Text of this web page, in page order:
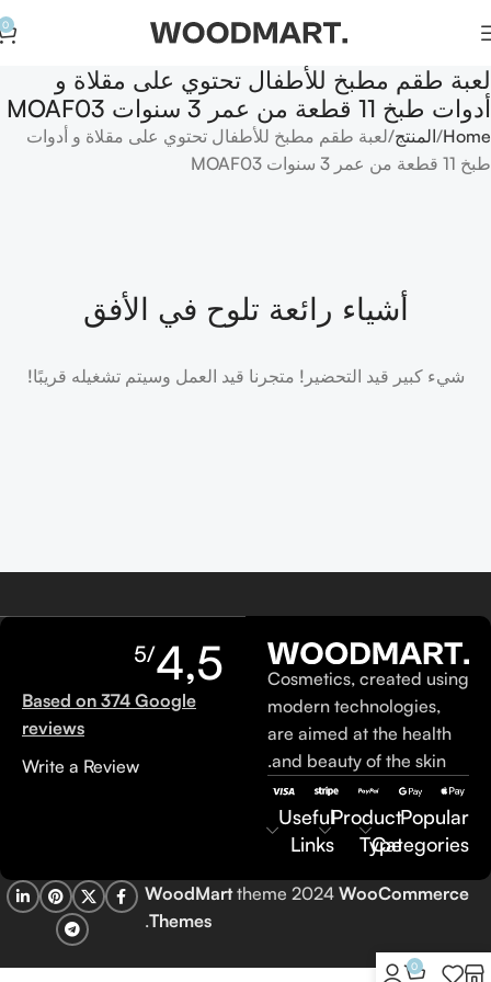
0
لعبة طقم مطبخ للأطفال تحتوي على مقلاة و
أدوات طبخ 11 قطعة من عمر 3 سنوات MOAF03
Home المنتج لعبة طقم مطبخ للأطفال تحتوي على مقلاة و أدوات
طبخ 11 قطعة من عمر 3 سنوات MOAF03
أشياء رائعة تلوح في الأفق
شيء كبير قيد التحضير! متجرنا قيد العمل وسيتم تشغيله قريبًا!
Cosmetics, created using
modern technologies,
are aimed at the health
and beauty of the skin.
Popular
Categories
Product
Type
Useful
Links
4,5
/5
Based on 374 Google
reviews
Write a Review
WoodMarttheme 2024 WooCommerce
Themes
.
0